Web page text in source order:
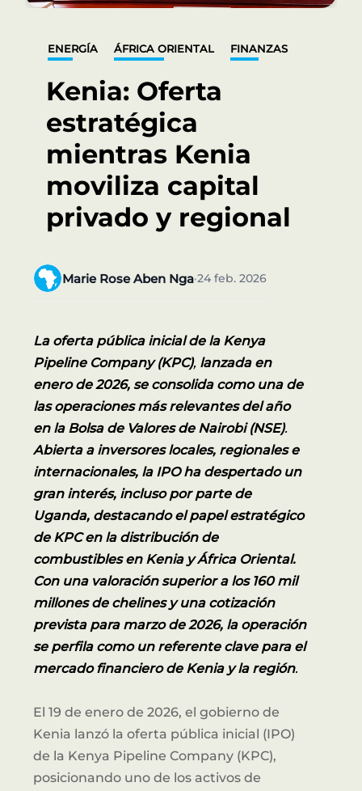
ENERGÍA ÁFRICA ORIENTAL FINANZAS
Kenia: Oferta
estratégica
mientras Kenia
moviliza capital
privado y regional
Marie Rose Aben Nga•24 feb. 2026
La oferta pública inicial de la Kenya
Pipeline Company (KPC), lanzada en
enero de 2026, se consolida como una de
las operaciones más relevantes del año
en la Bolsa de Valores de Nairobi (NSE).
Abierta a inversores locales, regionales e
internacionales, la IPO ha despertado un
gran interés, incluso por parte de
Uganda, destacando el papel estratégico
de KPC en la distribución de
combustibles en Kenia y África Oriental.
Con una valoración superior a los 160 mil
millones de chelines y una cotización
prevista para marzo de 2026, la operación
se perfila como un referente clave para el
mercado financiero de Kenia y la región.
El 19 de enero de 2026, el gobierno de
Kenia lanzó la oferta pública inicial (IPO)
de la Kenya Pipeline Company (KPC),
posicionando uno de los activos de